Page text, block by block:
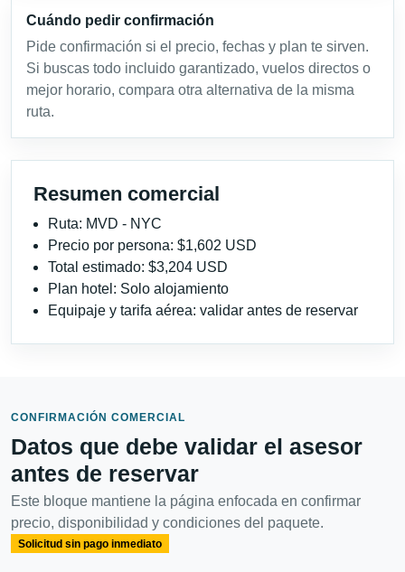
Cuándo pedir confirmación
Pide confirmación si el precio, fechas y plan te sirven.
Si buscas todo incluido garantizado, vuelos directos o
mejor horario, compara otra alternativa de la misma
ruta.
Resumen comercial
Ruta: MVD - NYC
Precio por persona: $1,602 USD
Total estimado: $3,204 USD
Plan hotel: Solo alojamiento
Equipaje y tarifa aérea: validar antes de reservar
CONFIRMACIÓN COMERCIAL
Datos que debe validar el asesor
antes de reservar
Este bloque mantiene la página enfocada en confirmar
precio, disponibilidad y condiciones del paquete.
Solicitud sin pago inmediato